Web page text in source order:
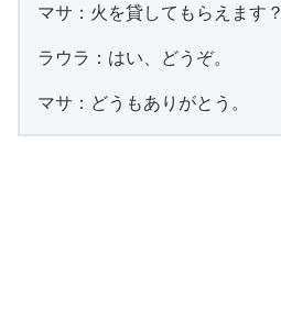
マサ：火を貸してもらえます？
ラウラ：はい、どうぞ。
マサ：どうもありがとう。